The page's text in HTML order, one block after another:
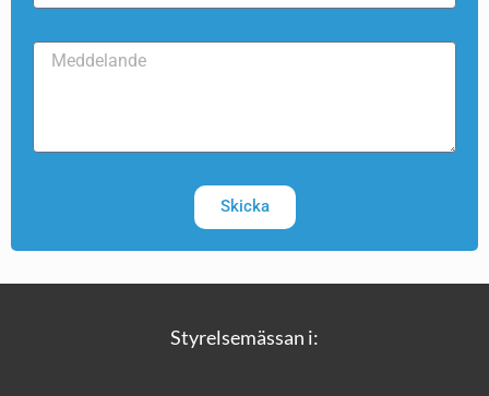
Skicka
Styrelsemässan i: